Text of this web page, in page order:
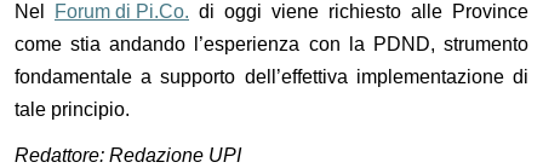
Nel Forum di Pi.Co. di oggi viene richiesto alle Province
come stia andando l’esperienza con la PDND, strumento
fondamentale a supporto dell’effettiva implementazione di
tale principio.
Redattore: Redazione UPI